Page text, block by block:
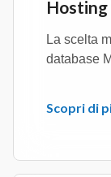
La scelta
database
Scopri di